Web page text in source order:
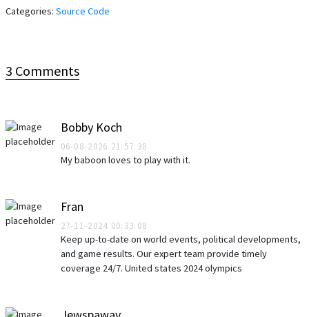
Categories: Source Code
3 Comments
Bobby Koch
06-08-2026 21:57:38
My baboon loves to play with it.
Fran
27-11-2024 00:33:08
Keep up-to-date on world events, political developments,
and game results. Our expert team provide timely
coverage 24/7. United states 2024 olympics